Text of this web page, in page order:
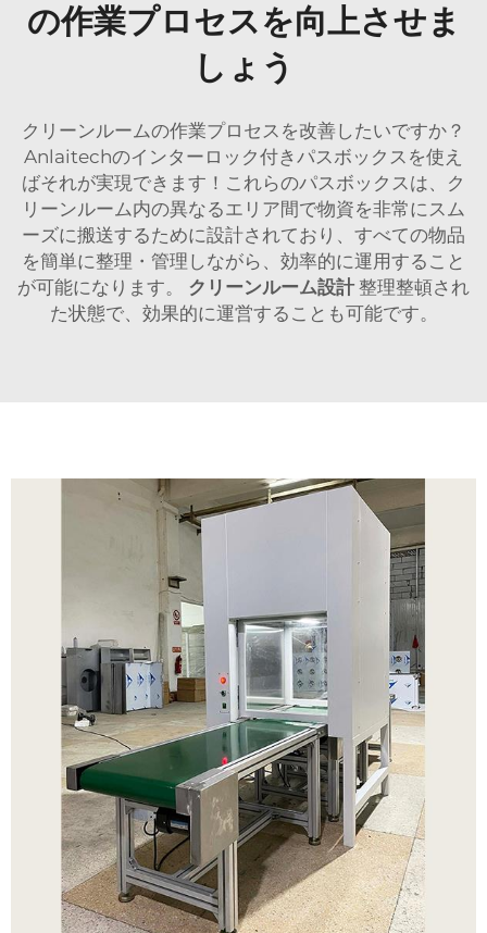
の作業プロセスを向上させま
しょう
クリーンルームの作業プロセスを改善したいですか？
Anlaitechのインターロック付きパスボックスを使え
ばそれが実現できます！これらのパスボックスは、ク
リーンルーム内の異なるエリア間で物資を非常にスム
ーズに搬送するために設計されており、すべての物品
を簡単に整理・管理しながら、効率的に運用すること
が可能になります。 クリーンルーム設計整理整頓され
た状態で、効果的に運営することも可能です。